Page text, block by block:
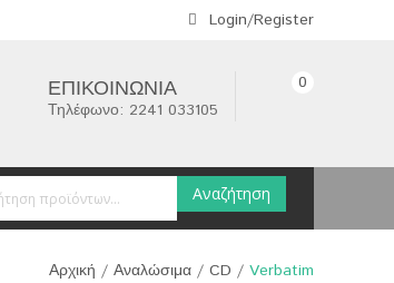
Login/Register
ΕΠΙΚΟΙΝΩΝΊΑ
Τηλέφωνο: 2241 033105
0
Αναζήτηση
Αρχική / Αναλώσιμα / CD / Verbatim